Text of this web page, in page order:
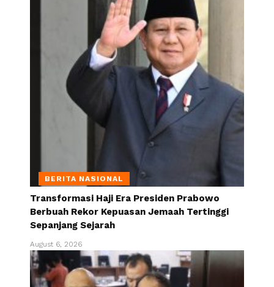
BERITA NASIONAL
Transformasi Haji Era Presiden Prabowo
Berbuah Rekor Kepuasan Jemaah Tertinggi
Sepanjang Sejarah
August 6, 2026